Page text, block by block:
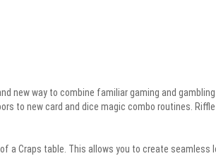
new way to combine familiar gaming and
to new card and dice magic combo routines.
a Craps table. This allows you to create seamless